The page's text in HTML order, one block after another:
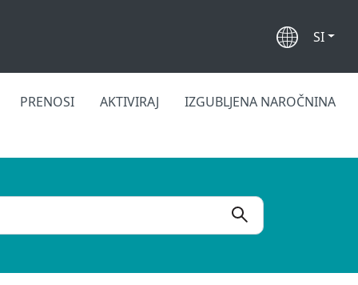
SI
PRENOSI AKTIVIRAJ
IZGUBLJENA NAROČNINA